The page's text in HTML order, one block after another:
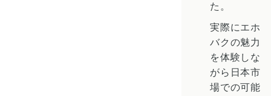
た。
実際にエホ
バクの魅力
を体験しな
がら日本市
場での可能